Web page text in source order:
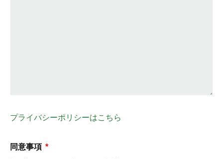
プライバシーポリシーはこちら
同意事項